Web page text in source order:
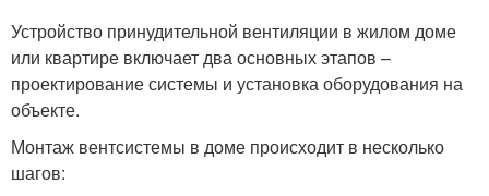
Устройство принудительной вентиляции в жилом доме
или квартире включает два основных этапов –
проектирование системы и установка оборудования на
объекте.
Монтаж вентсистемы в доме происходит в несколько
шагов: